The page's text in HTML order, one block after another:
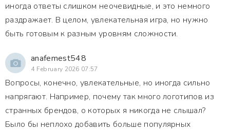
иногда ответы слишком неочевидные, и это немного
раздражает. В целом, увлекательная игра, но нужно
быть готовым к разным уровням сложности.
anafemest548
4 February 2026 07:57
Вопросы, конечно, увлекательные, но иногда сильно
напрягают. Например, почему так много логотипов из
странных брендов, о которых я никогда не слышал?
Было бы неплохо добавить больше популярных